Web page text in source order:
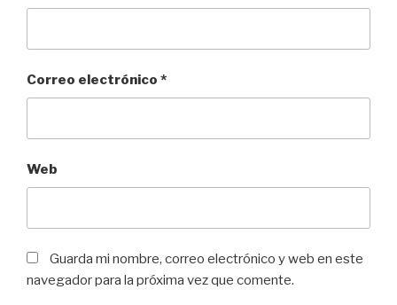
Correo electrónico *
Web
Guarda mi nombre, correo electrónico y web en este
navegador para la próxima vez que comente.